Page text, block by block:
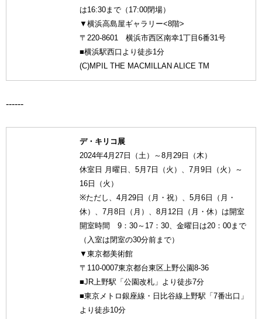
は16:30まで（17:00閉場）
▼横浜高島屋ギャラリー<8階>
〒220-8601 横浜市西区南幸1丁目6番31号
■横浜駅西口より徒歩1分
(C)MPIL THE MACMILLAN ALICE TM
------
デ・キリコ展
2024年4月27日（土）～8月29日（木）
休室日 月曜日、5月7日（火）、7月9日（火）～
16日（火）
※ただし、4月29日（月・祝）、5月6日（月・
休）、7月8日（月）、8月12日（月・休）は開室
開室時間 9：30～17：30、金曜日は20：00まで
（入室は閉室の30分前まで）
▼東京都美術館
〒110-0007東京都台東区上野公園8-36
■JR上野駅「公園改札」より徒歩7分
■東京メトロ銀座線・日比谷線上野駅「7番出口」
より徒歩10分